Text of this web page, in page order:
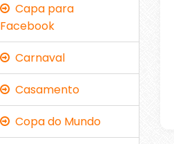
Capa para
Facebook
Carnaval
Casamento
Copa do Mundo